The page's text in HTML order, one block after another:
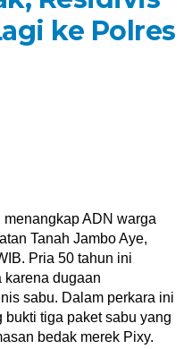
ke Polres
ADN warga
Tanah Jambo Aye,
Pria 50 tahun ini
karena dugaan
sabu. Dalam perkara ini
tiga paket sabu yang
bedak merek Pixy.